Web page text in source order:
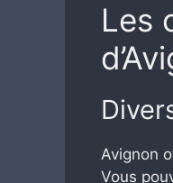
Les
Avignon
Vous